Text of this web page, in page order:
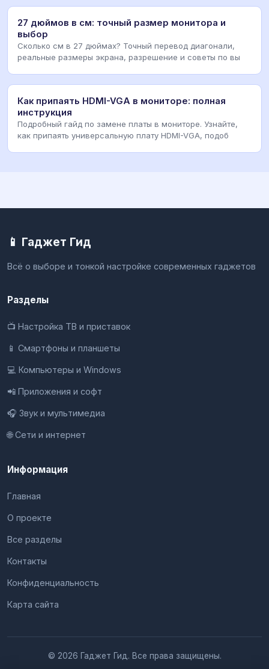
27 дюймов в см: точный размер монитора и
выбор
Сколько см в 27 дюймах? Точный перевод диагонали,
реальные размеры экрана, разрешение и советы по вы
Как припаять HDMI-VGA в мониторе: полная
инструкция
Подробный гайд по замене платы в мониторе. Узнайте,
как припаять универсальную плату HDMI-VGA, подоб
📱 Гаджет Гид
Всё о выборе и тонкой настройке современных гаджетов
Разделы
📺 Настройка ТВ и приставок
📱 Смартфоны и планшеты
💻 Компьютеры и Windows
📲 Приложения и софт
🎧 Звук и мультимедиа
🌐 Сети и интернет
Информация
Главная
О проекте
Все разделы
Контакты
Конфиденциальность
Карта сайта
© 2026 Гаджет Гид. Все права защищены.